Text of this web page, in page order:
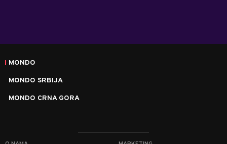
MONDO
MONDO SRBIJA
MONDO CRNA GORA